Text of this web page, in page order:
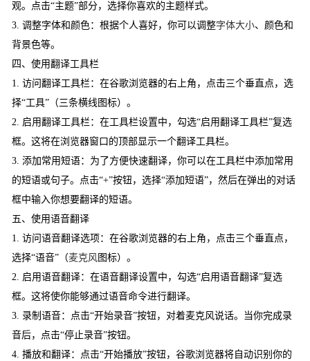
观。点击“主题”部分，选择你喜欢的主题样式。
3. 调整字体和颜色：根据个人喜好，你可以调整字体大小、颜色和
背景色等。
四、使用翻译工具栏
1. 访问翻译工具栏：在谷歌浏览器的右上角，点击三个垂直点，选
择“工具”（三条横线图标）。
2. 启用翻译工具栏：在工具栏设置中，勾选“启用翻译工具栏”复选
框。这将在浏览器窗口的顶部显示一个翻译工具栏。
3. 添加常用短语：为了方便快速翻译，你可以在工具栏中添加常用
的短语或句子。点击“+”按钮，选择“添加短语”，然后在弹出的对话
框中输入你想要翻译的短语。
五、使用语音翻译
1. 访问语音翻译选项：在谷歌浏览器的右上角，点击三个垂直点，
选择“语音”（麦克风图标）。
2. 启用语音翻译：在语音翻译设置中，勾选“启用语音翻译”复选
框。这将使你能够通过语音命令进行翻译。
3. 录制语音：点击“开始录音”按钮，对着麦克风说话。当你完成录
音后，点击“停止录音”按钮。
4. 播放和翻译：点击“开始播放”按钮，谷歌浏览器将自动识别你的